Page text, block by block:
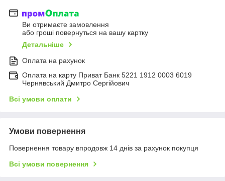
Ви отримаєте замовлення
або гроші повернуться на вашу картку
Детальніше
Оплата на рахунок
Оплата на карту Приват Банк 5221 1912 0003 6019
Чернявський Дмитро Сергійович
Всі умови оплати
Умови повернення
Повернення товару впродовж 14 днів за рахунок покупця
Всі умови повернення